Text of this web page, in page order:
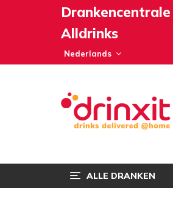
Drankencentrale
Alldrinks
ALLE DRANKEN